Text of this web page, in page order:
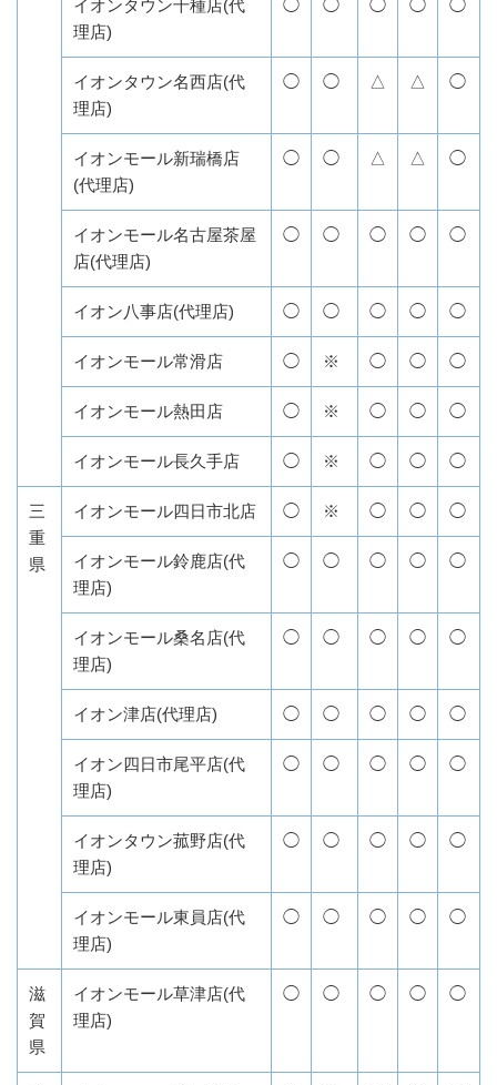
イオンタウン千種店(代
理店)
◯ ◯ ◯ ◯ ◯
イオンタウン名西店(代
理店)
◯ ◯ △ △ ◯
イオンモール新瑞橋店
(代理店)
◯ ◯ △ △ ◯
イオンモール名古屋茶屋
店(代理店)
◯ ◯ ◯ ◯ ◯
イオン八事店(代理店) ◯ ◯ ◯ ◯ ◯
イオンモール常滑店 ◯ ※ ◯ ◯ ◯
イオンモール熱田店 ◯ ※ ◯ ◯ ◯
イオンモール長久手店 ◯ ※ ◯ ◯ ◯
三
重
県
イオンモール四日市北店 ◯ ※ ◯ ◯ ◯
イオンモール鈴鹿店(代
理店)
◯ ◯ ◯ ◯ ◯
イオンモール桑名店(代
理店)
◯ ◯ ◯ ◯ ◯
イオン津店(代理店) ◯ ◯ ◯ ◯ ◯
イオン四日市尾平店(代
理店)
◯ ◯ ◯ ◯ ◯
イオンタウン菰野店(代
理店)
◯ ◯ ◯ ◯ ◯
イオンモール東員店(代
理店)
◯ ◯ ◯ ◯ ◯
滋
賀
県
イオンモール草津店(代
理店)
◯ ◯ ◯ ◯ ◯